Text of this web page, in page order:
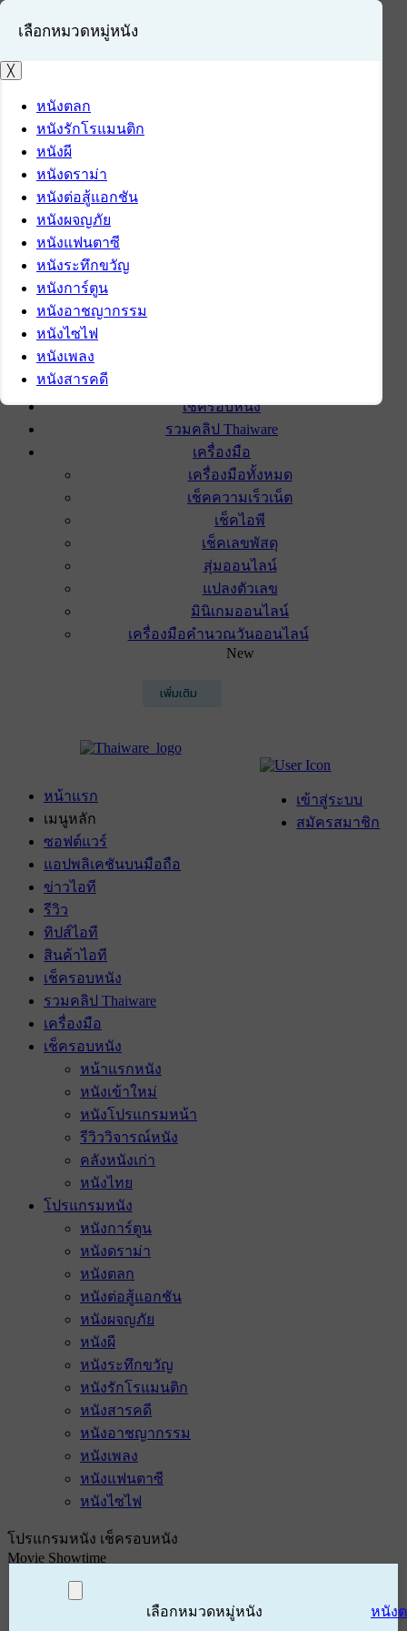
เข้าสู่ระบบ
สมัครสมาชิก
เช็ครอบหนัง
รวมคลิป Thaiware
เครื่องมือ
เครื่องมือทั้งหมด
เช็คความเร็วเน็ต
เช็คไอพี
เช็คเลขพัสดุ
สุ่มออนไลน์
แปลงตัวเลข
มินิเกมออนไลน์
เครื่องมือคำนวณวันออนไลน์
New
เพิ่มเติม
เข้าสู่ระบบ
สมัครสมาชิก
หน้าแรก
เมนูหลัก
ซอฟต์แวร์
แอปพลิเคชันบนมือถือ
ข่าวไอที
รีวิว
ทิปส์ไอที
สินค้าไอที
เช็ครอบหนัง
รวมคลิป Thaiware
เครื่องมือ
เช็ครอบหนัง
หน้าแรกหนัง
หนังเข้าใหม่
หนังโปรแกรมหน้า
รีวิววิจารณ์หนัง
คลังหนังเก่า
หนังไทย
โปรแกรมหนัง
หนังการ์ตูน
หนังดราม่า
หนังตลก
หนังต่อสู้แอกชัน
หนังผจญภัย
หนังผี
หนังระทึกขวัญ
หนังรักโรแมนติก
หนังสารคดี
หนังอาชญากรรม
หนังเพลง
หนังแฟนตาซี
หนังไซไฟ
โปรแกรมหนัง เช็ครอบหนัง
Movie Showtime
เลือกหมวดหมู่หนัง หนัง
เลือกหมวดหมู่หนัง
╳
หนังตลก
หนังรักโรแมนติก
หนังผี
หนังดราม่า
หนังต่อสู้แอกชัน
หนังผจญภัย
หนังแฟนตาซี
หนังระทึกขวัญ
หนังการ์ตูน
หนังอาชญากรรม
หนังไซไฟ
หนังเพลง
หนังสารคดี